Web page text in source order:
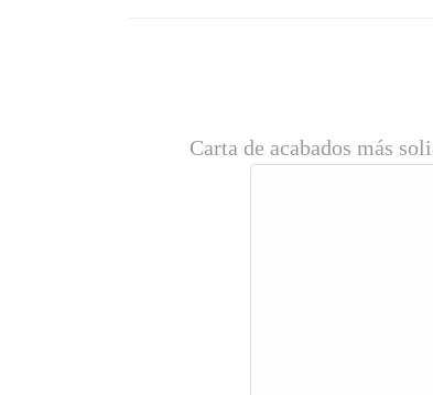
Carta de acabados más